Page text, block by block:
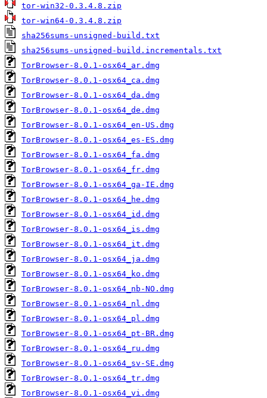
tor-win32-0.3.4.8.zip
tor-win64-0.3.4.8.zip
sha256sums-unsigned-build.txt
sha256sums-unsigned-build.incrementals.txt
TorBrowser-8.0.1-osx64_ar.dmg
TorBrowser-8.0.1-osx64_ca.dmg
TorBrowser-8.0.1-osx64_da.dmg
TorBrowser-8.0.1-osx64_de.dmg
TorBrowser-8.0.1-osx64_en-US.dmg
TorBrowser-8.0.1-osx64_es-ES.dmg
TorBrowser-8.0.1-osx64_fa.dmg
TorBrowser-8.0.1-osx64_fr.dmg
TorBrowser-8.0.1-osx64_ga-IE.dmg
TorBrowser-8.0.1-osx64_he.dmg
TorBrowser-8.0.1-osx64_id.dmg
TorBrowser-8.0.1-osx64_is.dmg
TorBrowser-8.0.1-osx64_it.dmg
TorBrowser-8.0.1-osx64_ja.dmg
TorBrowser-8.0.1-osx64_ko.dmg
TorBrowser-8.0.1-osx64_nb-NO.dmg
TorBrowser-8.0.1-osx64_nl.dmg
TorBrowser-8.0.1-osx64_pl.dmg
TorBrowser-8.0.1-osx64_pt-BR.dmg
TorBrowser-8.0.1-osx64_ru.dmg
TorBrowser-8.0.1-osx64_sv-SE.dmg
TorBrowser-8.0.1-osx64_tr.dmg
TorBrowser-8.0.1-osx64_vi.dmg